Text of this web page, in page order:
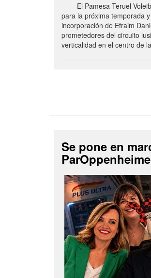
El Pamesa Teruel
para la próxima temporada
incorporación de Efraim
prometedores del circuito
verticalidad en el centro de
Se pone en